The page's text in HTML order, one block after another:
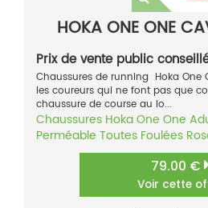
HOKA ONE ONE
Prix de vente public
Chaussures de running Hoka One
les coureurs qui ne font pas que
chaussure de course au lo...
Chaussures Hoka One One
Perméable Toutes Foulées
79.00 €
Voir cette